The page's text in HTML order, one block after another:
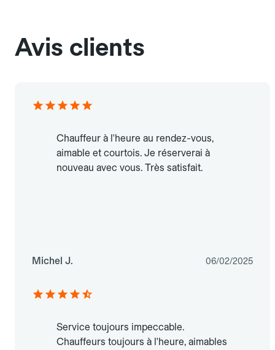
Avis clients
Chauffeur à l'heure au rendez-vous,
aimable et courtois. Je réserverai à
nouveau avec vous. Très satisfait.
Michel J. 06/02/2025
Service toujours impeccable.
Chauffeurs toujours à l'heure, aimables